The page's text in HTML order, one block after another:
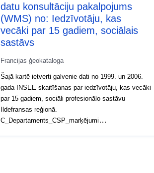
datu konsultāciju pakalpojums
(WMS) no: Iedzīvotāju, kas
vecāki par 15 gadiem, sociālais
sastāvs
Francijas ģeokataloga
Šajā kartē ietverti galvenie dati no 1999. un 2006.
gada INSEE skaitīšanas par iedzīvotāju, kas vecāki
par 15 gadiem, sociāli profesionālo sastāvu
Ildefransas reģionā.
C_Departaments_CSP_marķējumi